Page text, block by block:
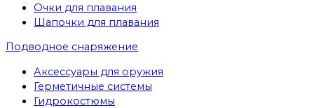
Очки для плавания
Шапочки для плавания
Подводное снаряжение
Аксессуары для оружия
Герметичные системы
Гидрокостюмы